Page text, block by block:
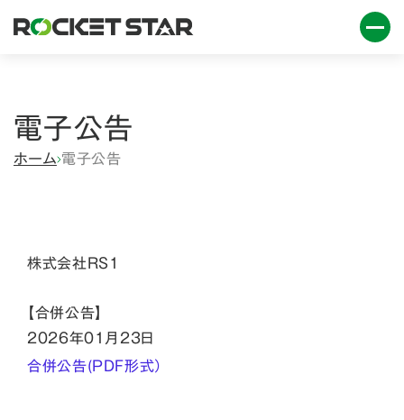
電子公告
ホーム電子公告
株式会社RS1
【合併公告】
2026年01月23日
合併公告(PDF形式）